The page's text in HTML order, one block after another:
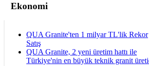
Ekonomi
QUA Granite'ten 1 milyar TL'lik Rekor
Satış
QUA Granite, 2 yeni üretim hattı ile
Türkiye'nin en büyük teknik granit